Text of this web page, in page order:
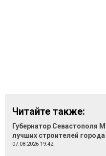
Читайте также:
Губернатор Севастополя
лучших строителей города
07.08.2026 19:42